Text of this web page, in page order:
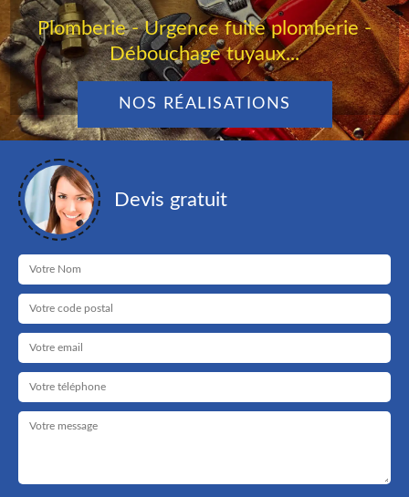
Plomberie - Urgence fuite plomberie -
Débouchage tuyaux...
NOS RÉALISATIONS
Devis gratuit